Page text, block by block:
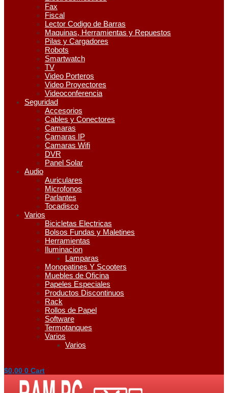
Fax
Fiscal
Lector Codigo de Barras
Maquinas, Herramientas y Repuestos
Pilas y Cargadores
Robots
Smartwatch
TV
Video Porteros
Video Proyectores
Videoconferencia
Seguridad
Accesorios
Cables y Conectores
Camaras
Camaras IP
Camaras Wifi
DVR
Panel Solar
Audio
Auriculares
Microfonos
Parlantes
Tocadisco
Varios
Bicicletas Electricas
Bolsos Fundas y Maletines
Herramientas
Iluminacion
Lamparas
Monopatines Y Scooters
Muebles de Oficina
Papeles Especiales
Productos Discontinuos
Rack
Rollos de Papel
Software
Termotanques
Varios
Varios
$0,00 0 Cart